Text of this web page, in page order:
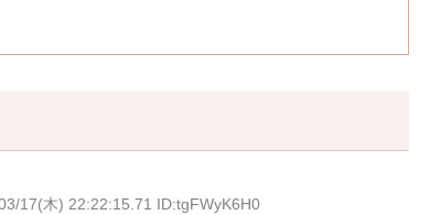
17(木) 22:22:15.71 ID:tgFWyK6H0